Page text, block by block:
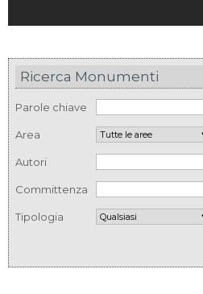
Ricerca Monumenti
Parole chiave
Area
Autori
Committenza
Tipologia